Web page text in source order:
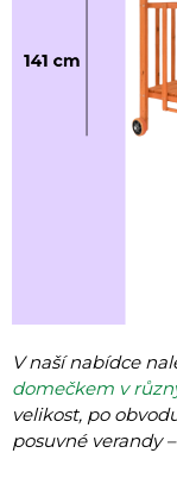
V naší nabídce
domečkem v
velikost, po
posuvné verandy